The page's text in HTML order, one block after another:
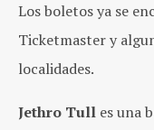
Los boletos ya se
Ticketmaster y
localidades.
Jethro Tull es una